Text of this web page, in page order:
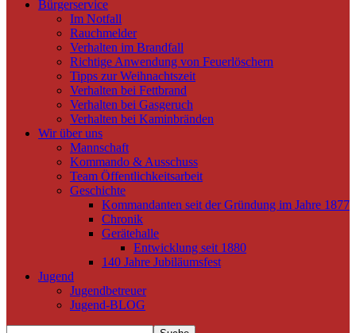
Bürgerservice
Im Notfall
Rauchmelder
Verhalten im Brandfall
Richtige Anwendung von Feuerlöschern
Tipps zur Weihnachtszeit
Verhalten bei Fettbrand
Verhalten bei Gasgeruch
Verhalten bei Kaminbränden
Wir über uns
Mannschaft
Kommando & Ausschuss
Team Öffentlichkeitsarbeit
Geschichte
Kommandanten seit der Gründung im Jahre 1877
Chronik
Gerätehalle
Entwicklung seit 1880
140 Jahre Jubiläumsfest
Jugend
Jugendbetreuer
Jugend-BLOG